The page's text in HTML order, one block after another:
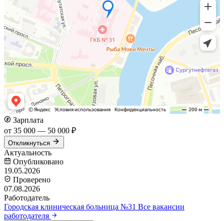
Зарплата
от 35 000 — 50 000 ₽
Откликнуться
Актуальность
Опубликовано
19.05.2026
Проверено
07.08.2026
Работодатель
Городская клиническая больница №31 Все вакансии
работодателя